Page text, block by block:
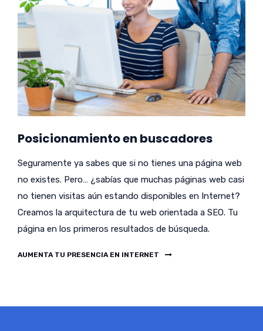
Posicionamiento en buscadores
Seguramente ya sabes que si no tienes una página web
no existes. Pero… ¿sabías que muchas páginas web casi
no tienen visitas aún estando disponibles en Internet?
Creamos la arquitectura de tu web orientada a SEO. Tu
página en los primeros resultados de búsqueda.
AUMENTA TU PRESENCIA EN INTERNET